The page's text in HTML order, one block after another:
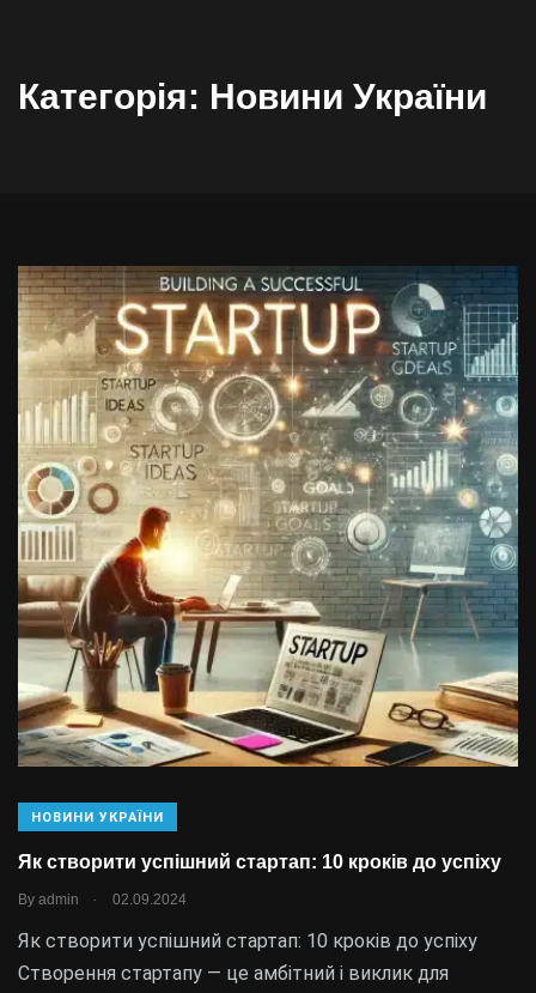
Категорія: Новини України
НОВИНИ УКРАЇНИ
Як створити успішний стартап: 10 кроків до успіху
By admin . 02.09.2024
Як створити успішний стартап: 10 кроків до успіху
Створення стартапу — це амбітний і виклик для